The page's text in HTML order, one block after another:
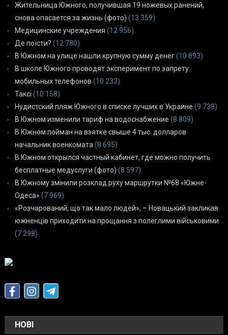
Жительница Южного, получившая 19 ножевых ранений,
снова опасается за жизнь (фото) (13 359)
Медицинские учреждения (12 956)
Де поїсти? (12 780)
В Южном на улице нашли крупную сумму денег(10 893)
В школе Южного проводят эксперимент по запрету
мобильных телефонов (10 233)
Таксі (10 158)
Нудистский пляж Южного в списке лучших в Украине (9 738)
В Южном изменили тариф на водоснабжение (8 809)
В Южном пойман на взятке свыше 4 тыс. долларов
начальник военкомата (8 695)
В Южном открылся частный кабинет, где можно получить
бесплатные медуслуги (фото) (8 597)
В Южному змінили розклад руху маршрутки №68 «Южне-
Одеса» (7 969)
«Розчарований, що так мало людей», – Новацький закликав
южненців приходити на прощання з полеглими військовими
(7 298)
НОВІ